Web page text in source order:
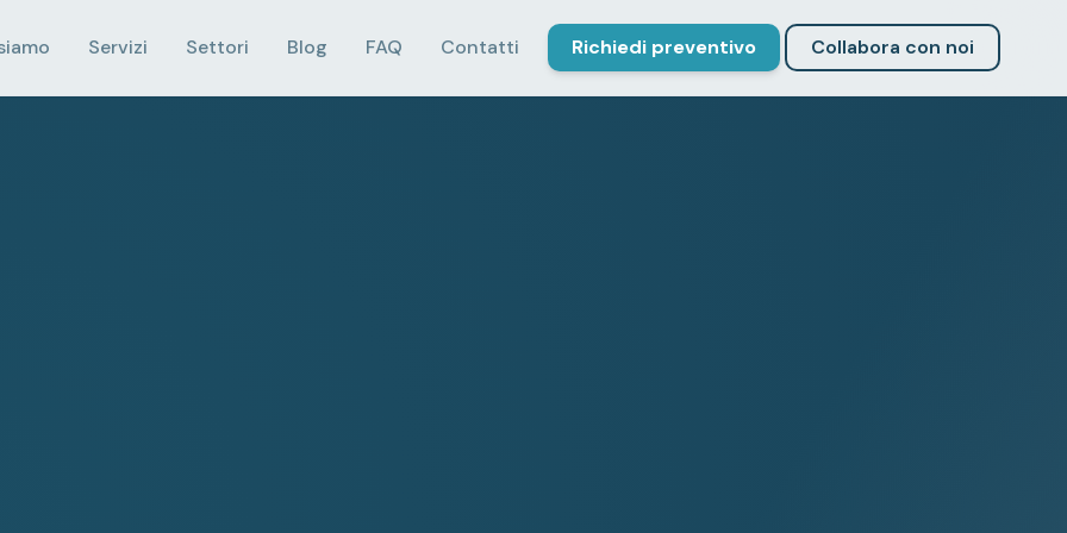
Servizi Settori Blog FAQ Contatti Richiedi preventivo Collabora con noi